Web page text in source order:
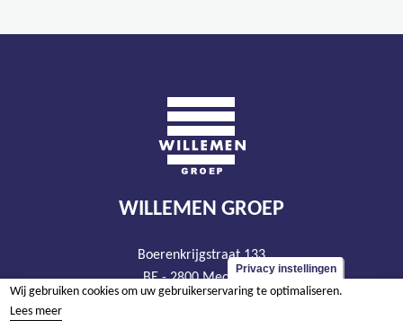
WILLEMEN GROEP
Boerenkrijgstraat 133
BE - 2800 Mechelen
tel +32 15 569 965
Privacy instellingen
Wij gebruiken cookies om uw gebruikerservaring te optimaliseren.
Lees meer